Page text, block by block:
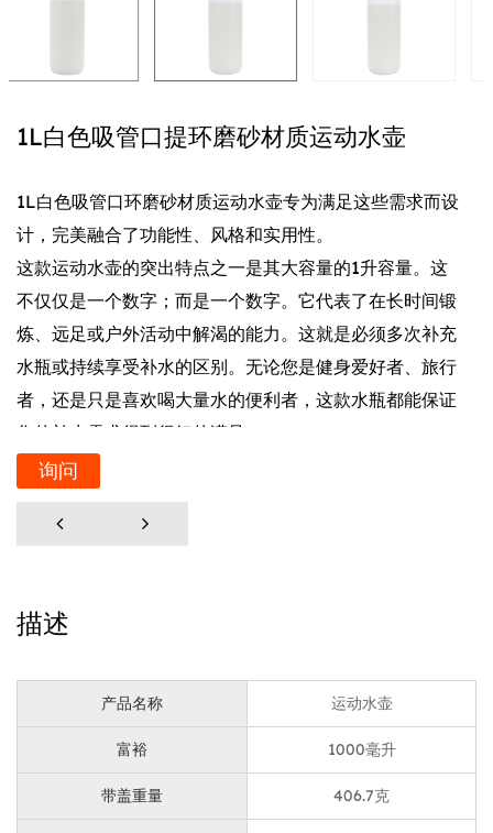
1L白色吸管口提环磨砂材质运动水壶
1L白色吸管口环磨砂材质运动水壶专为满足这些需求而设
计，完美融合了功能性、风格和实用性。
这款运动水壶的突出特点之一是其大容量的1升容量。这
不仅仅是一个数字；而是一个数字。它代表了在长时间锻
炼、远足或户外活动中解渴的能力。这就是必须多次补充
水瓶或持续享受补水的区别。无论您是健身爱好者、旅行
者，还是只是喜欢喝大量水的便利者，这款水瓶都能保证
您的补水需求得到很好的满足。
瓶子的设计不仅仅用来装水，它还可以用来装水。它还是
旨在方便携带。盖子上的提环是贴心的设计，方便运输。
您无论是去锻炼、跑步收拾去行李一日游，携带起环都可
瓶子的轻质特性是形成任何积极活动的必备品的另一个属
表面不仅增加了美观性，而且提供了早餐的抓握握力，即
使在手湿或出汗时也能防止滑倒。
管口设计的特点是这款运动水壶吸水管的另一个与众不同
之处。它提供了一种方便的提醒方式，另外将瓶子倾斜倾
斜，这在运动活动期间或之后特别有用。吸管可以控制水
询问
描述
产品名称 运动水壶
富裕 1000毫升
带盖重量 406.7克